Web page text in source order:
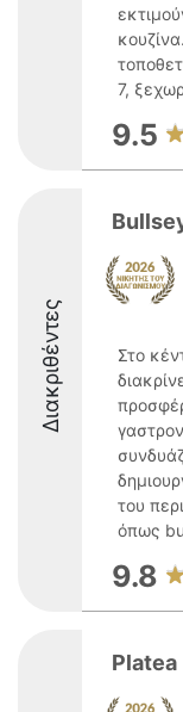
7,
9.5
Διακριθέντες
Στο
του
όπως
9.8
Platea